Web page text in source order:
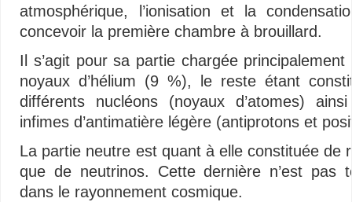
atmosphérique, l’ionisation et la
concevoir la première chambre à brouillard.
Il s’agit pour sa partie chargée
noyaux d’hélium (9 %), le reste étant
différents nucléons (noyaux d’atomes)
infimes d’antimatière légère (antiprotons et
La partie neutre est quant à elle constituée de
que de neutrinos. Cette dernière n’est pas
dans le rayonnement cosmique.